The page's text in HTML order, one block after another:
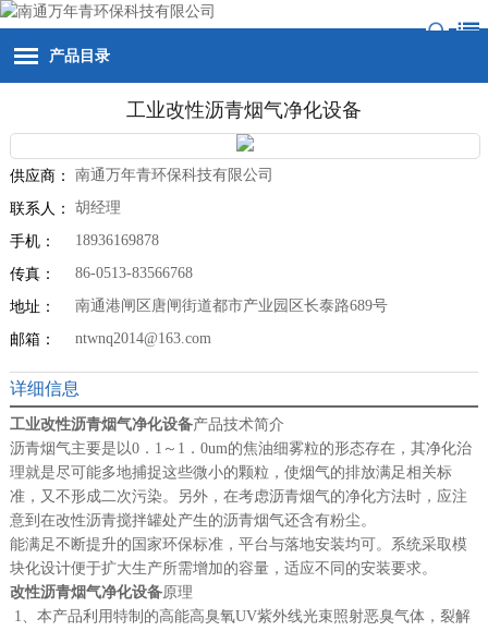
产品目录
工业改性沥青烟气净化设备
供应商： 南通万年青环保科技有限公司
联系人： 胡经理
手机： 18936169878
传真： 86-0513-83566768
地址： 南通港闸区唐闸街道都市产业园区长泰路689号
邮箱： ntwnq2014@163.com
详细信息
工业改性沥青烟气净化设备产品技术简介
沥青烟气主要是以0．1～1．0um的焦油细雾粒的形态存在，其净化治
理就是尽可能多地捕捉这些微小的颗粒，使烟气的排放满足相关标
准，又不形成二次污染。另外，在考虑沥青烟气的净化方法时，应注
意到在改性沥青搅拌罐处产生的沥青烟气还含有粉尘。
能满足不断提升的国家环保标准，平台与落地安装均可。系统采取模
块化设计便于扩大生产所需增加的容量，适应不同的安装要求。
改性沥青烟气净化设备原理
1、本产品利用特制的高能高臭氧UV紫外线光束照射恶臭气体，裂解